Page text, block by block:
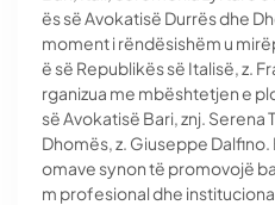
ës së Avokatisë Durrës dhe
moment i rëndësishëm u
ë së Republikës së Italisë, z.
rganizua me mbështetjen e
së Avokatisë Bari, znj. Serena
Dhomës, z. Giuseppe
omave synon të promovojë
m profesional dhe